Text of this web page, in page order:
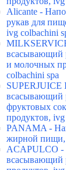
Alicante -
рукав для
ivg colbachini
всасывающий
и молочных
colbachini spa
всасывающий
фруктовых
продуктов,
PANAMA -
жирной пищи,
ACAPULCO -
всасывающий